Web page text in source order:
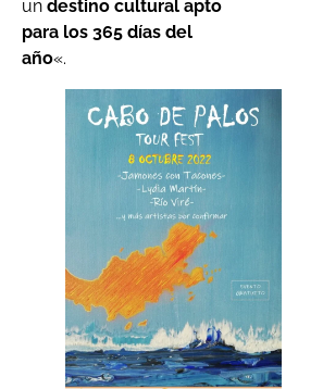
un destino cultural apto
para los 365 días del
año«.